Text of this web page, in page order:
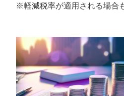
※軽減税率が適用される場合